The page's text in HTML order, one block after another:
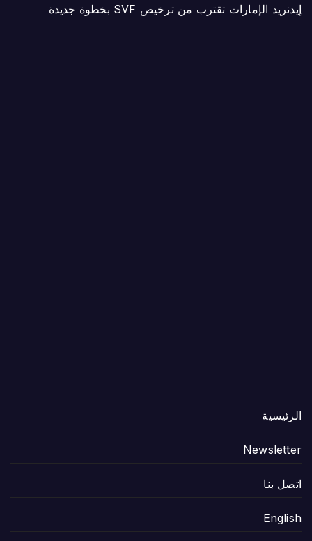
إيدنريد الإمارات تقترب من ترخيص SVF بخطوة جديدة
الرئيسية
Newsletter
اتصل بنا
English